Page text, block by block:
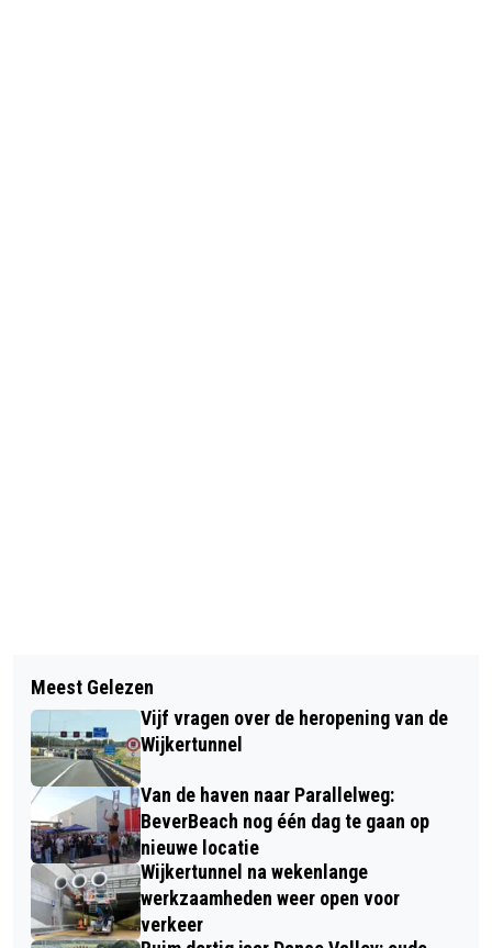
OP STAP MET DE 'WIJK-UIT' PLUSBUS
RUUD JANSEN WEER ACTIEF OP
KONINGSDAG MET VEEL
BEATLEMUZIEK TIJDEN KONINGSFOER
Meest Gelezen
Vijf vragen over de heropening van de
Wijkertunnel
Van de haven naar Parallelweg:
BeverBeach nog één dag te gaan op
nieuwe locatie
Wijkertunnel na wekenlange
werkzaamheden weer open voor
verkeer